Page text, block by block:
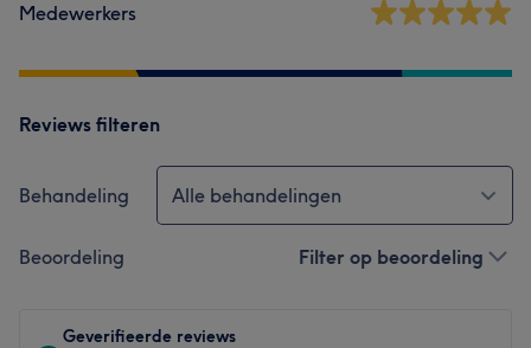
Medewerkers
Reviews filteren
Behandeling Alle behandelingen
Beoordeling Filter op beoordeling
Geverifieerde reviews